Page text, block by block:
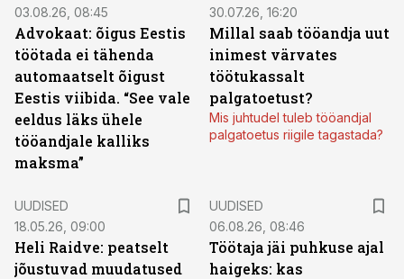
03.08.26, 08:45
Advokaat: õigus Eestis
töötada ei tähenda
automaatselt õigust
Eestis viibida. “See vale
eeldus läks ühele
tööandjale kalliks
maksma”
30.07.26, 16:20
Millal saab tööandja uut
inimest värvates
töötukassalt
palgatoetust?
Mis juhtudel tuleb tööandjal
palgatoetus riigile tagastada?
UUDISED
18.05.26, 09:00
Heli Raidve: peatselt
jõustuvad muudatused
UUDISED
06.08.26, 08:46
Töötaja jäi puhkuse ajal
haigeks: kas